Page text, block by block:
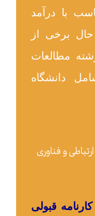
با درآمد
برخی از
مطالعات
دانشگاه
و فناوری
قبولی